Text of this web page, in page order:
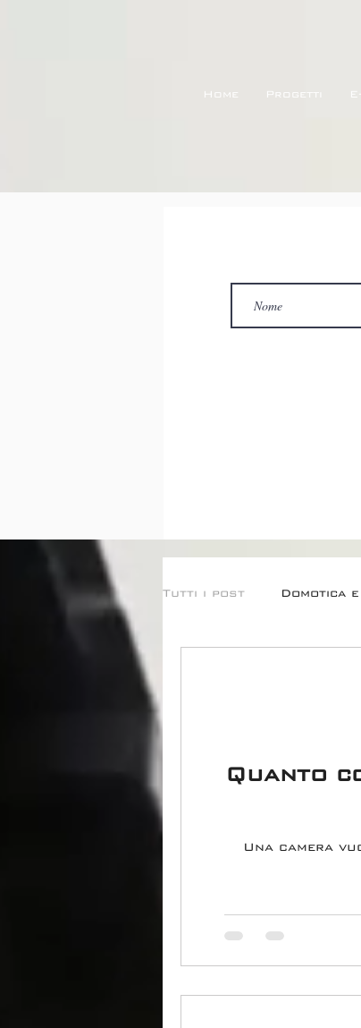
Home Progetti
Tutti i post Domotica
Quanto
Una camera